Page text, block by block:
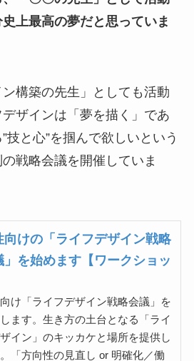
上最高の夢だと思っていま
構築の先生」としても活動
ザインは「夢を描く」であ
技と心”を掴んで欲しいという
戦略会議を開催していま
向けの「ライフデザイン戦略
」を始めます【ワークショッ
け「ライフデザイン戦略会議」を
ます。生き方の土台となる「ライ
イン」のキッカケと場所を提供し
「方向性の見直し or 明確化／働